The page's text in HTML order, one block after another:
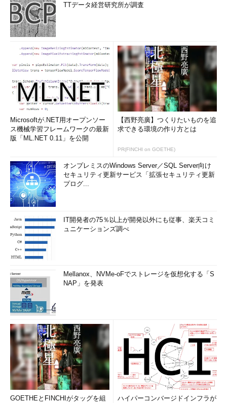
TTデータ経営研究所が調査
Microsoftが.NET用オープンソー
ス機械学習フレームワークの最新
版「ML.NET 0.11」を公開
【西野亮廣】つくりたいものを追
求できる環境の作り方とは
PR(FINCHI on GOETHE)
オンプレミスのWindows Server／SQL Server向け
セキュリティ更新サービス「拡張セキュリティ更新
プログ...
IT開発者の75％以上が開発以外にも従事、楽天コミ
ュニケーションズ調べ
Mellanox、NVMe-oFでストレージを仮想化する「S
NAP」を発表
GOETHEとFINCHIがタッグを組
ハイパーコンバージドインフラが